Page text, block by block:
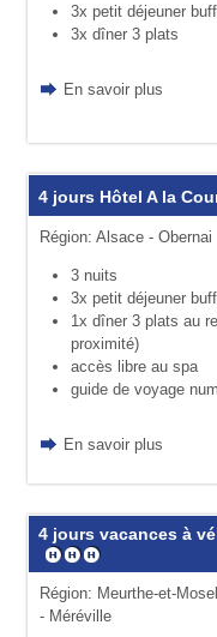
3x petit déjeuner
3x dîner 3 plats
En savoir plus
4 jours Hôtel A la
Région: Alsace - Obernai
3 nuits
3x petit déjeuner
1x dîner 3 plats au
proximité)
accès libre au spa
guide de voyage
En savoir plus
4 jours vacances à
Région: Meurthe-et-
- Méréville